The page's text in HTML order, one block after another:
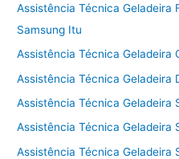
Assistência Técnica Geladeira
Samsung Itu
Assistência Técnica Geladeira
Assistência Técnica Geladeira
Assistência Técnica Geladeira
Assistência Técnica Geladeira
Assistência Técnica Geladeira